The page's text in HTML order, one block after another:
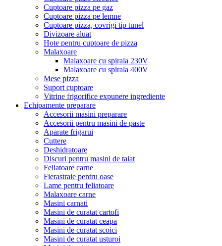
Cuptoare pizza pe gaz
Cuptoare pizza pe lemne
Cuptoare pizza, covrigi tip tunel
Divizoare aluat
Hote pentru cuptoare de pizza
Malaxoare
Malaxoare cu spirala 230V
Malaxoare cu spirala 400V
Mese pizza
Suport cuptoare
Vitrine frigorifice expunere ingrediente
Echipamente preparare
Accesorii masini preparare
Accesorii pentru masini de paste
Aparate frigarui
Cuttere
Deshidratoare
Discuri pentru masini de taiat
Feliatoare carne
Fierastraie pentru oase
Lame pentru feliatoare
Malaxoare carne
Masini carnati
Masini de curatat cartofi
Masini de curatat ceapa
Masini de curatat scoici
Masini de curatat usturoi